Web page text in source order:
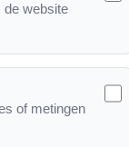
de website
of metingen